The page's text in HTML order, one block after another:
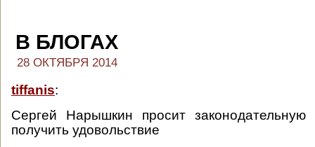
В БЛОГАХ
28 ОКТЯБРЯ 2014
tiffanis:
Сергей Нарышкин просит законодательную
получить удовольствие